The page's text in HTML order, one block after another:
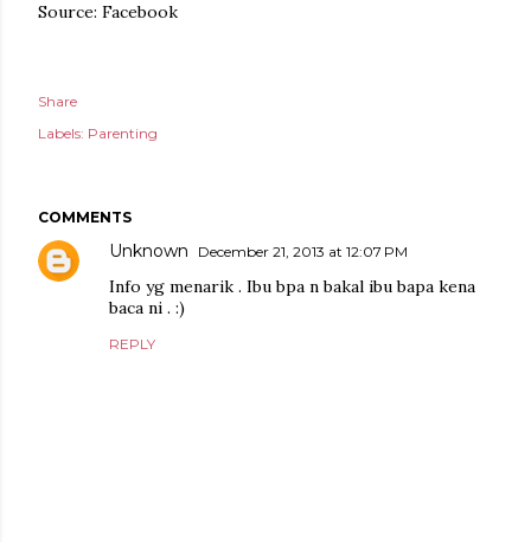
Source: Facebook
Share
Labels: Parenting
COMMENTS
Unknown December 21, 2013 at 12:07 PM
Info yg menarik . Ibu bpa n bakal ibu bapa kena
baca ni . :)
REPLY